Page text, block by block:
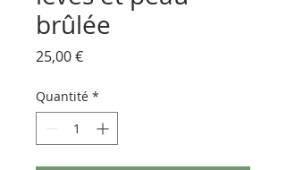
brûlée
25,00 €Prix
Quantité *